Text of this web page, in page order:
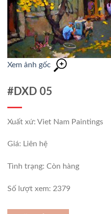
Xem ảnh gốc
#DXD 05
Xuất xứ: Viet Nam Paintings
Giá: Liên hệ
Tình trạng: Còn hàng
Số lượt xem: 2379